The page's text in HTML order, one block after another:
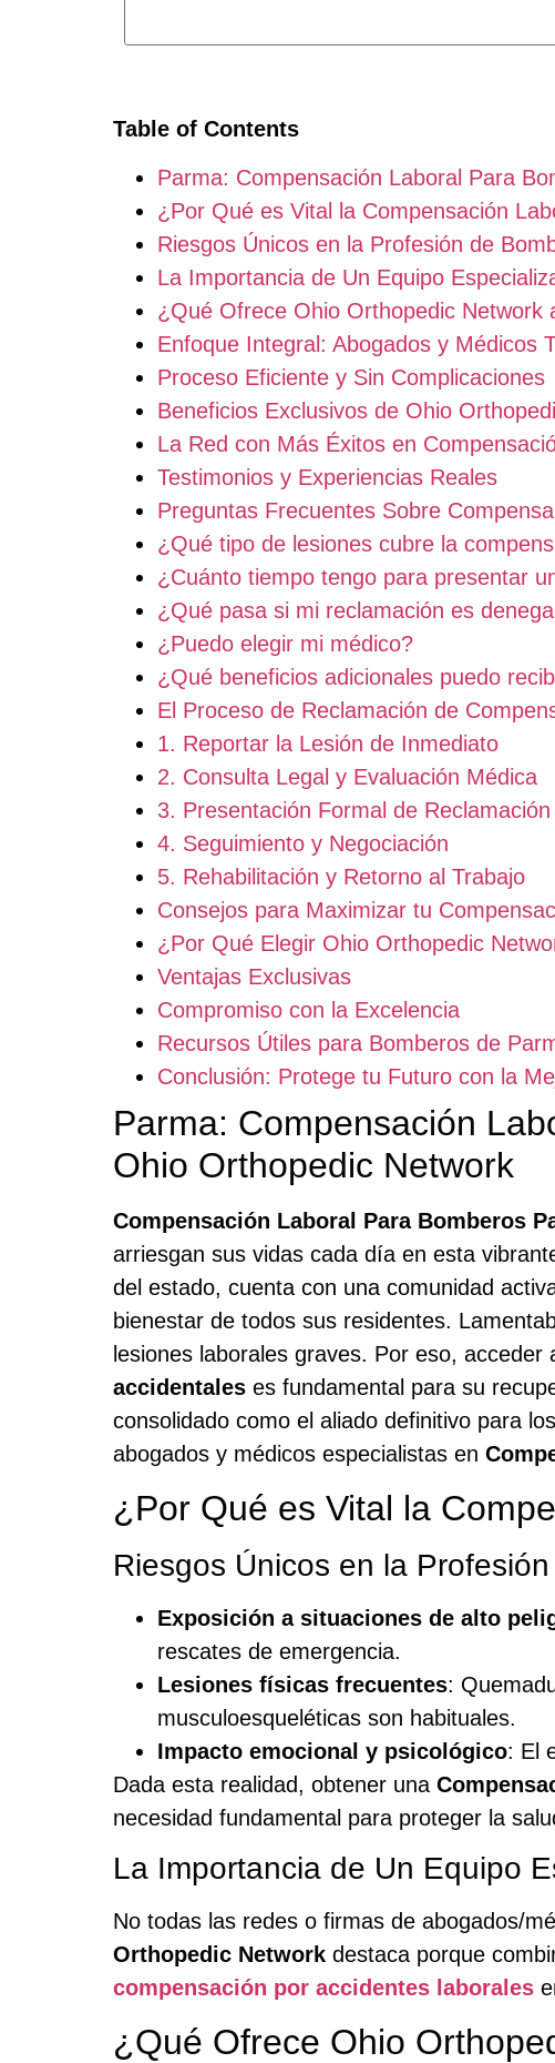
Table of Contents
Parma: Compensación Laboral Para
¿Por Qué es Vital la Compensación
Riesgos Únicos en la Profesión de
La Importancia de Un Equipo
¿Qué Ofrece Ohio Orthopedic Network
Enfoque Integral: Abogados y Médicos
Proceso Eficiente y Sin Complicaciones
Beneficios Exclusivos de Ohio
La Red con Más Éxitos en
Testimonios y Experiencias Reales
Preguntas Frecuentes Sobre
¿Qué tipo de lesiones cubre la
¿Cuánto tiempo tengo para presentar
¿Qué pasa si mi reclamación es
¿Puedo elegir mi médico?
¿Qué beneficios adicionales puedo
El Proceso de Reclamación de
1. Reportar la Lesión de Inmediato
2. Consulta Legal y Evaluación Médica
3. Presentación Formal de Reclamación
4. Seguimiento y Negociación
5. Rehabilitación y Retorno al Trabajo
Consejos para Maximizar tu
¿Por Qué Elegir Ohio Orthopedic
Ventajas Exclusivas
Compromiso con la Excelencia
Recursos Útiles para Bomberos de
Conclusión: Protege tu Futuro con la
Parma: Compensación
Ohio Orthopedic Network
Compensación Laboral Para Bomberos
arriesgan sus vidas cada día en esta
del estado, cuenta con una comunidad
bienestar de todos sus residentes.
lesiones laborales graves. Por eso, acceder
accidentales es fundamental para su
consolidado como el aliado definitivo para
abogados y médicos especialistas en
¿Por Qué es Vital la
Riesgos Únicos en la
Exposición a situaciones de alto
rescates de emergencia.
Lesiones físicas frecuentes:
musculoesqueléticas son habituales.
Impacto emocional y psicológico: El
Dada esta realidad, obtener una
necesidad fundamental para proteger la
La Importancia de Un Equipo
No todas las redes o firmas de abogados/
Orthopedic Network destaca porque
compensación por accidentes laborales
¿Qué Ofrece Ohio